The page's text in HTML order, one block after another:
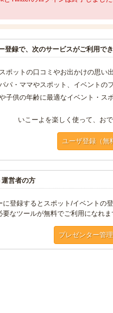
登録で、次のサービスがご利用でき
ポットの口コミやお出かけの思い
パ・ママやスポット、イベントの
子供の年齢に最適なイベント・ス
いこーよを楽しく使って、お
ユーザ登録（無
営者の方
に登録するとスポット/イベントの
要なツールが無料でご利用になれま
プレゼンター管